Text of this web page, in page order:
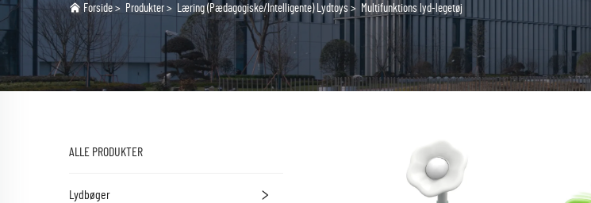
Forside > Produkter > Læring (Pædagogiske/Intelligente) Lydtoys > Multifunktions lyd-legetøj
ALLE PRODUKTER
Lydbøger